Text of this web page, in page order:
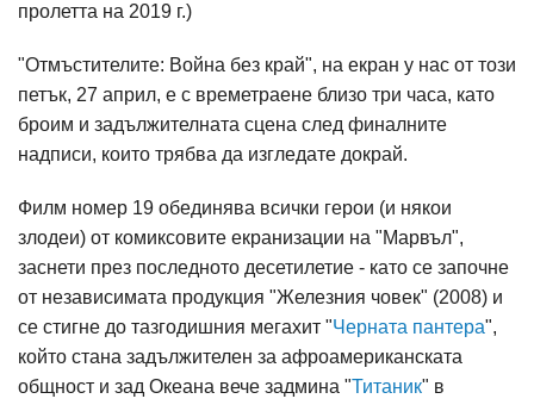
пролетта на 2019 г.)
"Отмъстителите: Война без край", на екран у нас от този
петък, 27 април, е с времетраене близо три часа, като
броим и задължителната сцена след финалните
надписи, които трябва да изгледате докрай.
Филм номер 19 обединява всички герои (и някои
злодеи) от комиксовите екранизации на "Марвъл",
заснети през последното десетилетие - като се започне
от независимата продукция "Железния човек" (2008) и
се стигне до тазгодишния мегахит "Черната пантера",
който стана задължителен за афроамериканската
общност и зад Океана вече задмина "Титаник" в